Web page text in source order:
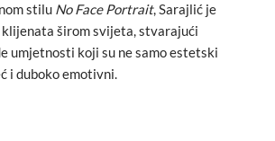
stilu No Face Portrait, Sarajlić je
širom svijeta, stvarajući
umjetnosti koji su ne samo estetski
i duboko emotivni.